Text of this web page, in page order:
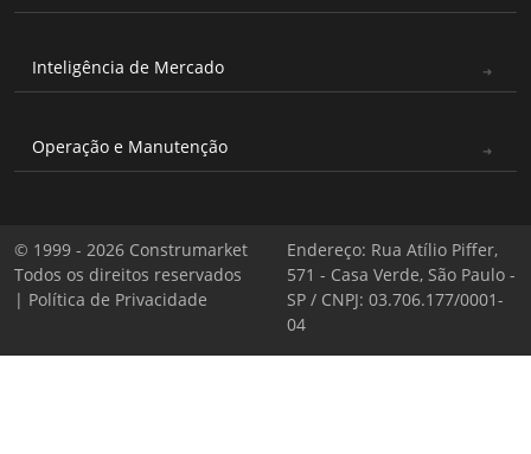
Inteligência de Mercado
Operação e Manutenção
© 1999 - 2026 Construmarket
Todos os direitos reservados
| Política de Privacidade
Endereço: Rua Atílio Piffer,
571 - Casa Verde, São Paulo -
SP / CNPJ: 03.706.177/0001-
04